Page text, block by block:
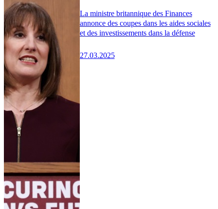
La ministre britannique des Finances
annonce des coupes dans les aides sociales
et des investissements dans la défense
27.03.2025